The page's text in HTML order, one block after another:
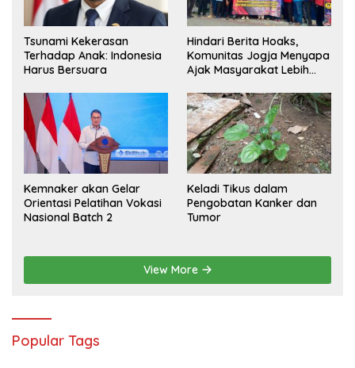
Tsunami Kekerasan
Terhadap Anak: Indonesia
Harus Bersuara
Hindari Berita Hoaks,
Komunitas Jogja Menyapa
Ajak Masyarakat Lebih
Kemnaker akan Gelar
Orientasi Pelatihan Vokasi
Nasional Batch 2
Keladi Tikus dalam
Pengobatan Kanker dan
Tumor
View More
Popular Tags